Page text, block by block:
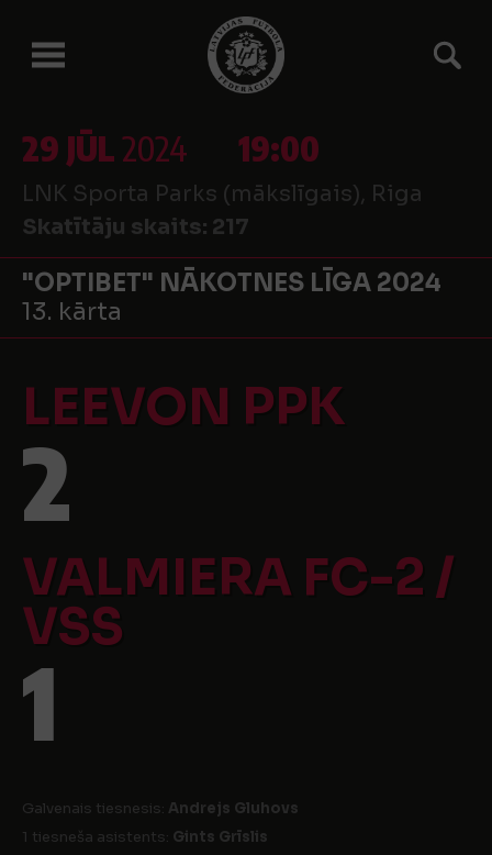
29 JŪL2024 19:00
LNK Sporta Parks (mākslīgais), Riga
Skatītāju skaits: 217
"OPTIBET" NĀKOTNES LĪGA 2024
13. kārta
LEEVON PPK
2
VALMIERA FC-2 /
VSS
1
Galvenais tiesnesis: Andrejs Gluhovs
1 tiesneša asistents: Gints Grīslis